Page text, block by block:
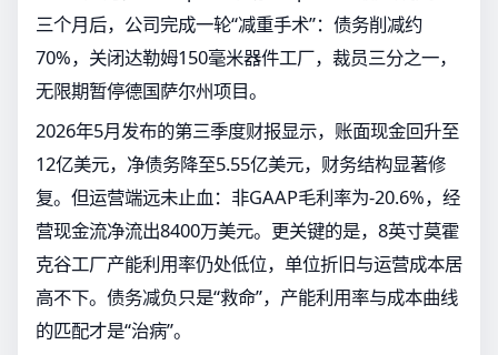
三个月后，公司完成一轮“减重手术”：债务削减约
70%，关闭达勒姆150毫米器件工厂，裁员三分之一，
无限期暂停德国萨尔州项目。
2026年5月发布的第三季度财报显示，账面现金回升至
12亿美元，净债务降至5.55亿美元，财务结构显著修
复。但运营端远未止血：非GAAP毛利率为-20.6%，经
营现金流净流出8400万美元。更关键的是，8英寸莫霍
克谷工厂产能利用率仍处低位，单位折旧与运营成本居
高不下。债务减负只是“救命”，产能利用率与成本曲线
的匹配才是“治病”。